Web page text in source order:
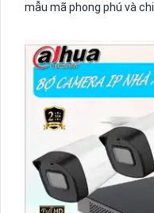
mẫu mã phong phú và
có khả năng hiển thị
ngay cả trong bóng tối.
phẩm mang lại hình
và tinh tế phù hợp với
đình.